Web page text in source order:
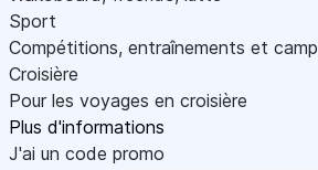
Sport
Compétitions, entraînements et
Croisière
Pour les voyages en croisière
Plus d'informations
J'ai un code promo